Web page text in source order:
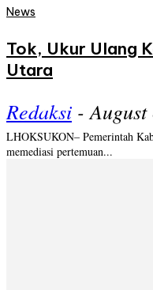
News
Tok, Ukur Ulang
Utara
Redaksi -
LHOKSUKON– Pemerintah
memediasi pertemuan...